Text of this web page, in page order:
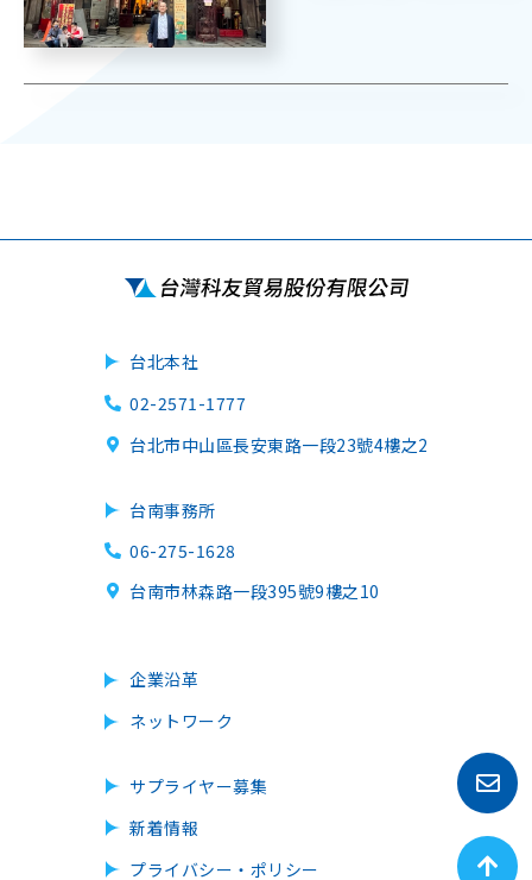
台北本社
02-2571-1777
台北市中山區長安東路一段23號4樓之2
台南事務所
06-275-1628
台南市林森路一段395號9樓之10
企業沿革
ネットワーク
サプライヤー募集
新着情報
プライバシー・ポリシー